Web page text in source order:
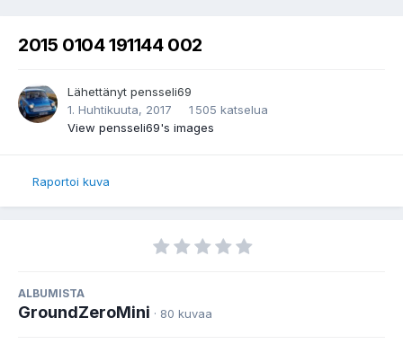
2015 0104 191144 002
Lähettänyt pensseli69
1. Huhtikuuta, 2017
1 505 katselua
View pensseli69's images
Raportoi kuva
ALBUMISTA
GroundZeroMini · 80 kuvaa